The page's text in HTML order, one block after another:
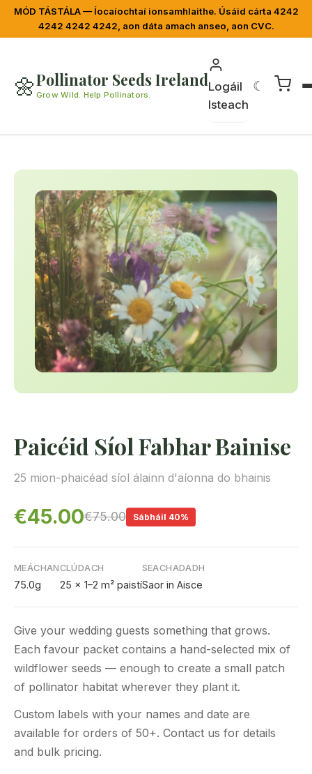
MÓD TÁSTÁLA — Íocaíochtaí ionsamhlaithe. Úsáid cárta 4242
4242 4242 4242, aon dáta amach anseo, aon CVC.
🌼Pollinator Seeds Ireland
Grow Wild. Help Pollinators.
Logáil
Isteach
☾
Paicéid Síol Fabhar Bainise
25 mion-phaicéad síol álainn d'aíonna do bhainis
€45.00€75.00 Sábháil 40%
MEÁCHAN
75.0g
CLÚDACH
25 x 1–2 m² paistí
SEACHADADH
Saor in Aisce
Give your wedding guests something that grows.
Each favour packet contains a hand-selected mix of
wildflower seeds — enough to create a small patch
of pollinator habitat wherever they plant it.
Custom labels with your names and date are
available for orders of 50+. Contact us for details
and bulk pricing.